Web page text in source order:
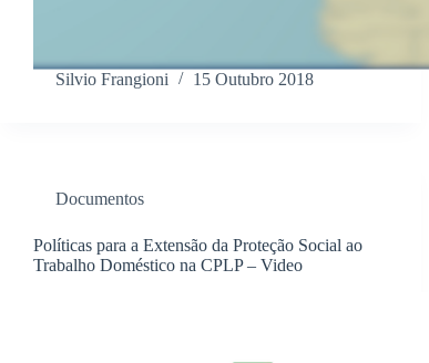
Silvio Frangioni 15 Outubro 2018
Documentos
Políticas para a Extensão da Proteção Social ao
Trabalho Doméstico na CPLP – Video